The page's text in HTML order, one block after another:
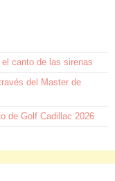
canto de las sirenas
del Master de
de Golf Cadillac 2026